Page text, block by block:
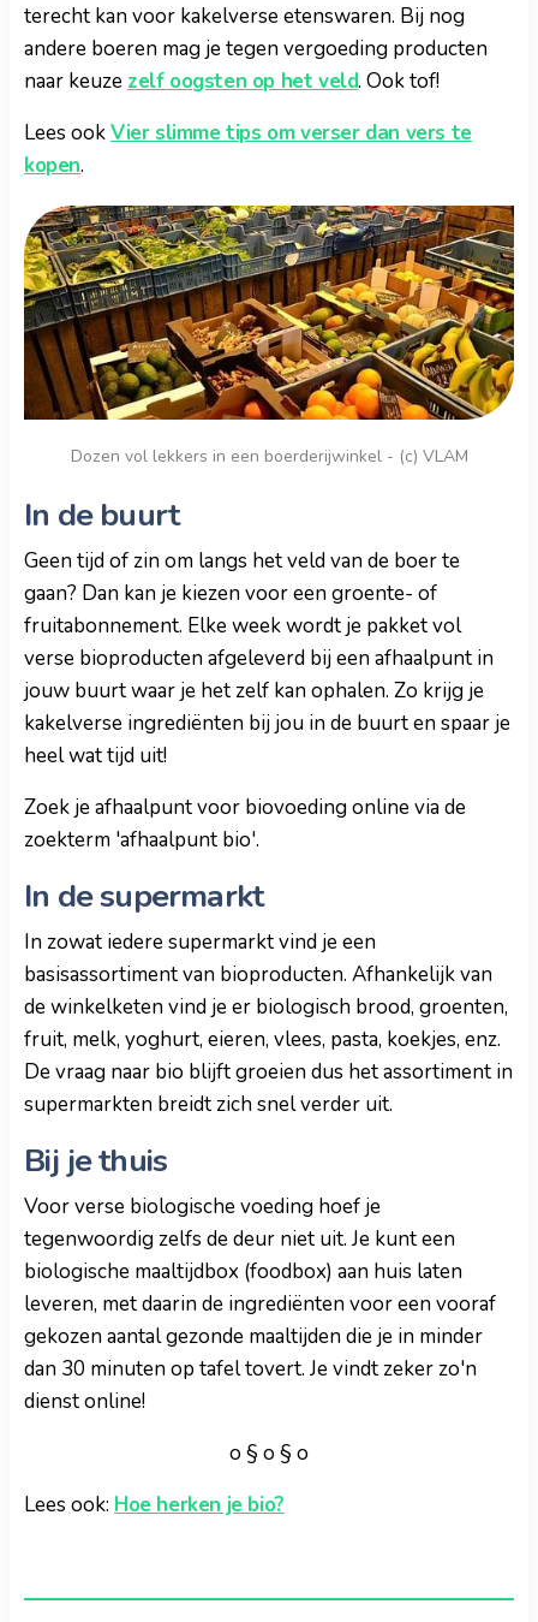
terecht kan voor kakelverse etenswaren. Bij nog
andere boeren mag je tegen vergoeding producten
naar keuze zelf oogsten op het veld. Ook tof!
Lees ookVier slimme tips om verser dan vers te
kopen.
Dozen vol lekkers in een boerderijwinkel - (c) VLAM
In de buurt
Geen tijd of zin om langs het veld van de boer te
gaan? Dan kan je kiezen voor een groente- of
fruitabonnement. Elke week wordt je pakket vol
verse bioproducten afgeleverd bij een afhaalpunt in
jouw buurt waar je het zelf kan ophalen. Zo krijg je
kakelverse ingrediënten bij jou in de buurt en spaar je
heel wat tijd uit!
Zoek je afhaalpunt voor biovoeding online via de
zoekterm 'afhaalpunt bio'.
In de supermarkt
In zowat iedere supermarkt vind je een
basisassortiment van bioproducten. Afhankelijk van
de winkelketen vind je er biologisch brood, groenten,
fruit, melk, yoghurt, eieren, vlees, pasta, koekjes, enz.
De vraag naar bio blijft groeien dus het assortiment in
supermarkten breidt zich snel verder uit.
Bij je thuis
Voor verse biologische voeding hoef je
tegenwoordig zelfs de deur niet uit. Je kunt een
biologische maaltijdbox (foodbox) aan huis laten
leveren, met daarin de ingrediënten voor een vooraf
gekozen aantal gezonde maaltijden die je in minder
dan 30 minuten op tafel tovert. Je vindt zeker zo'n
dienst online!
o § o § o
Lees ook: Hoe herken je bio?